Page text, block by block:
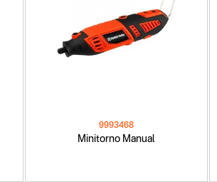
Minitorno Manual
9993468